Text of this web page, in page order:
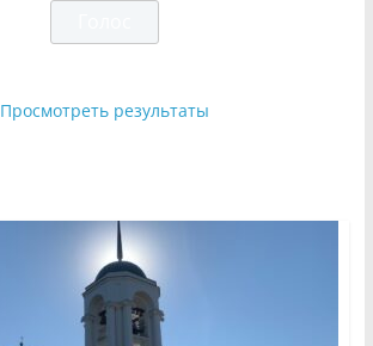
Просмотреть результаты